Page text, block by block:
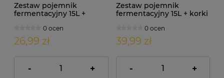
Zestaw pojemnik
fermentacyjny 15L +
zamknięty0 ocen
26,99 zł
- +
Zestaw pojemnik
fermentacyjny 15L + korki
0 ocen
39,99 zł
- +